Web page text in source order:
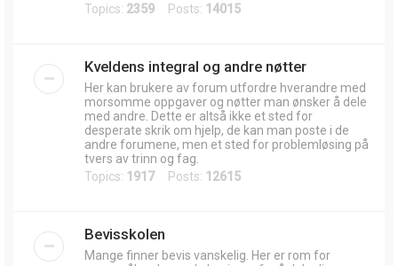
Topics: 2359 Posts: 14015
Kveldens integral og andre nøtter
Her kan brukere av forum utfordre hverandre med
morsomme oppgaver og nøtter man ønsker å dele
med andre. Dette er altså ikke et sted for
desperate skrik om hjelp, de kan man poste i de
andre forumene, men et sted for problemløsing på
tvers av trinn og fag.
Topics: 1917Posts: 12615
Bevisskolen
Mange finner bevis vanskelig. Her er rom for